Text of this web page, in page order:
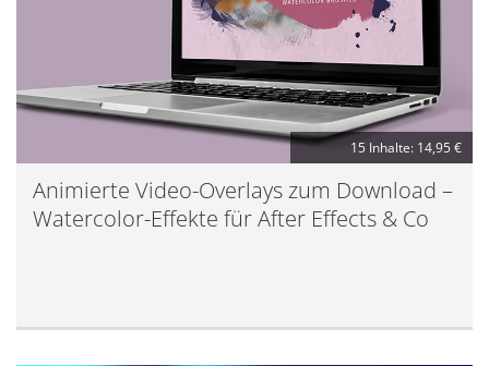
15 Inhalte: 14,95 €
Animierte Video-Overlays zum Download –
Watercolor-Effekte für After Effects & Co